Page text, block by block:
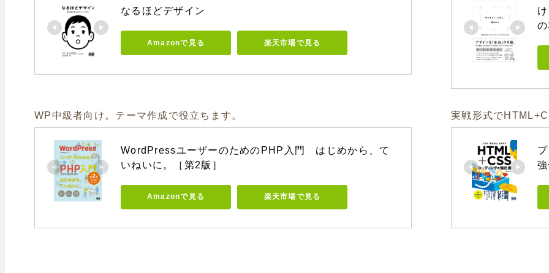
なるほどデザイン
Amazonで見る 楽天市場で見る
WP中級者向け。テーマ作成で役立ちます。
WordPressユーザーのためのPHP入門　はじめから、て
いねいに。［第2版］
Amazonで見る 楽天市場で見る
実戦形式で